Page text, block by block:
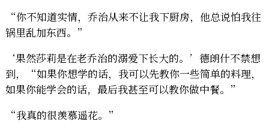
“你不知道实情，乔治从来不让我下厨房，他总说怕我往
锅里乱加东西。”
‘果然莎莉是在老乔治的溺爱下长大的。’德朗什不禁想
到，“如果你想学的话，我可以先教你一些简单的料理，
如果你能学会的话，最后我甚至可以教你做中餐。”
“我真的很羡慕遥花。”